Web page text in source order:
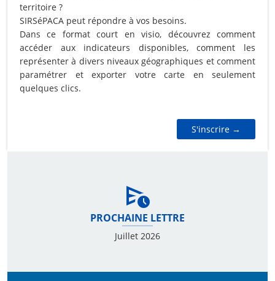
territoire ?
SIRSéPACA peut répondre à vos besoins.
Dans ce format court en visio, découvrez comment
accéder aux indicateurs disponibles, comment les
représenter à divers niveaux géographiques et comment
paramétrer et exporter votre carte en seulement
quelques clics.
S'inscrire →
PROCHAINE LETTRE
Juillet 2026